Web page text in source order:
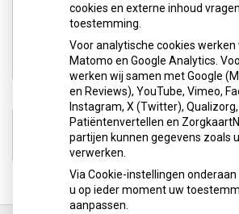
Kwaliteitsregister
(Oro Myo Functionele
www.logopedist-info.nl
cookies en externe inhoud
toestemming.
Voor analytische cookies
Matomo en Google Analytics.
werken wij samen met Google
en Reviews), YouTube, Vimeo,
Instagram, X (Twitter), Qualizorg,
Patiëntenvertellen en
partijen kunnen gegevens zoals
verwerken.
Via Cookie-instellingen
u op ieder moment uw
aanpassen.